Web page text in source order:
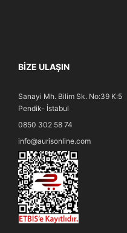
BIZE ULAŞIN
Sanayi Mh. Bilim Sk. No:39 K:5
Pendik- İstabul
0850 302 58 74
info@aurisonline.com